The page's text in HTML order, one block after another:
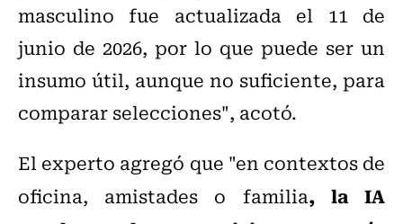
masculino fue actualizada el 11 de
junio de 2026, por lo que puede ser un
insumo útil, aunque no suficiente, para
comparar selecciones", acotó.
El experto agregó que "en contextos de
oficina, amistades o familia, la IA